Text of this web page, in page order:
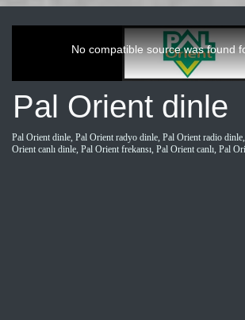
No compatible source was found
Pal Orient dinle
Pal Orient dinle, Pal Orient radyo dinle, Pal Orient radio
Orient canlı dinle, Pal Orient frekansı, Pal Orient canlı, Pal